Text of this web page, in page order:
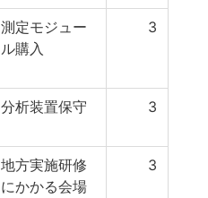
測定モジュー
ル購入
3
分析装置保守 3
地方実施研修
にかかる会場
3